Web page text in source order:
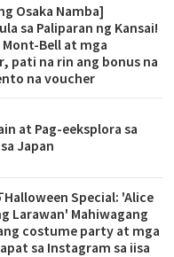
Osaka Namba]
sa Paliparan ng Kansai!
Bell at mga
pati na rin ang bonus na
na voucher
at Pag-eeksplora sa
Japan
Special: 'Alice
Larawan' Mahiwagang
costume party at mga
sa Instagram sa iisa